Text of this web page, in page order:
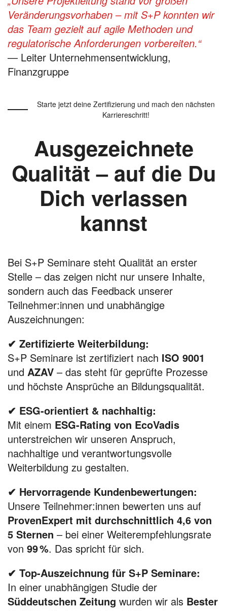
Veränderungsvorhaben – mit S+P konnten wir
das Team gezielt auf agile Methoden und
regulatorische Anforderungen vorbereiten.“
— Leiter Unternehmensentwicklung,
Finanzgruppe
Starte jetzt deine Zertifizierung und mach den nächsten
Karriereschritt!
Ausgezeichnete
Qualität – auf die Du
Dich verlassen
kannst
Bei S+P Seminare steht Qualität an erster
Stelle – das zeigen nicht nur unsere Inhalte,
sondern auch das Feedback unserer
Teilnehmer:innen und unabhängige
Auszeichnungen:
✔ Zertifizierte Weiterbildung:
S+P Seminare ist zertifiziert nach ISO 9001
und AZAV – das steht für geprüfte Prozesse
und höchste Ansprüche an Bildungsqualität.
✔ ESG-orientiert & nachhaltig:
Mit einem ESG-Rating von EcoVadis
unterstreichen wir unseren Anspruch,
nachhaltige und verantwortungsvolle
Weiterbildung zu gestalten.
✔ Hervorragende Kundenbewertungen:
Unsere Teilnehmer:innen bewerten uns auf
ProvenExpert mit durchschnittlich 4,6 von
5 Sternen – bei einer Weiterempfehlungsrate
von 99 %. Das spricht für sich.
✔ Top-Auszeichnung für S+P Seminare:
In einer unabhängigen Studie der
Süddeutschen Zeitung wurden wir als Bester